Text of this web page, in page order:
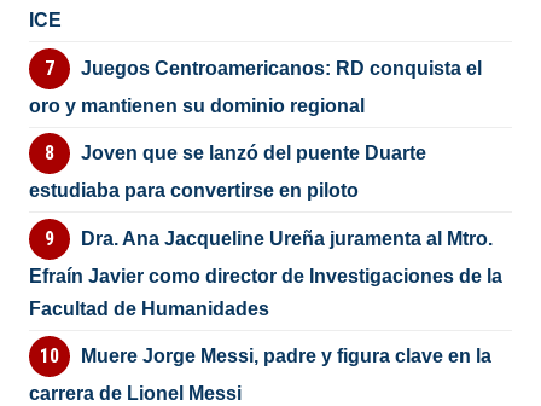
ICE
Juegos Centroamericanos: RD conquista el
oro y mantienen su dominio regional
Joven que se lanzó del puente Duarte
estudiaba para convertirse en piloto
Dra. Ana Jacqueline Ureña juramenta al Mtro.
Efraín Javier como director de Investigaciones de la
Facultad de Humanidades
Muere Jorge Messi, padre y figura clave en la
carrera de Lionel Messi